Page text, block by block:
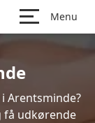
Menu
Arentsminde?
få udkørende